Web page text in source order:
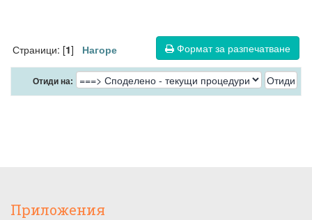
Формат за разпечатване
Страници: [1] Нагоре
Отиди на:
Приложения